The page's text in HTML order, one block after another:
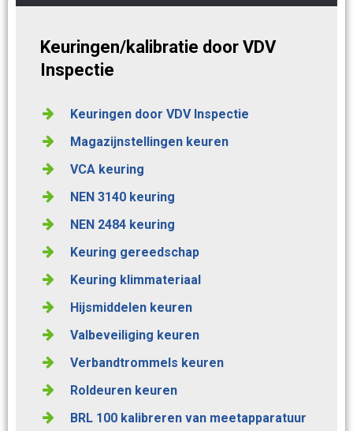
Keuringen/kalibratie door VDV
Inspectie
Keuringen door VDV Inspectie
Magazijnstellingen keuren
VCA keuring
NEN 3140 keuring
NEN 2484 keuring
Keuring gereedschap
Keuring klimmateriaal
Hijsmiddelen keuren
Valbeveiliging keuren
Verbandtrommels keuren
Roldeuren keuren
BRL 100 kalibreren van meetapparatuur